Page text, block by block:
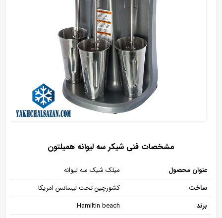
مشخصات فنی شیکر سه لیوانه همیلتون
عنوان محصول
میلک شیک سه لیوانه
ساخت
کشورچین تحت لیسانس امریکا
برند
Hamiltin beach